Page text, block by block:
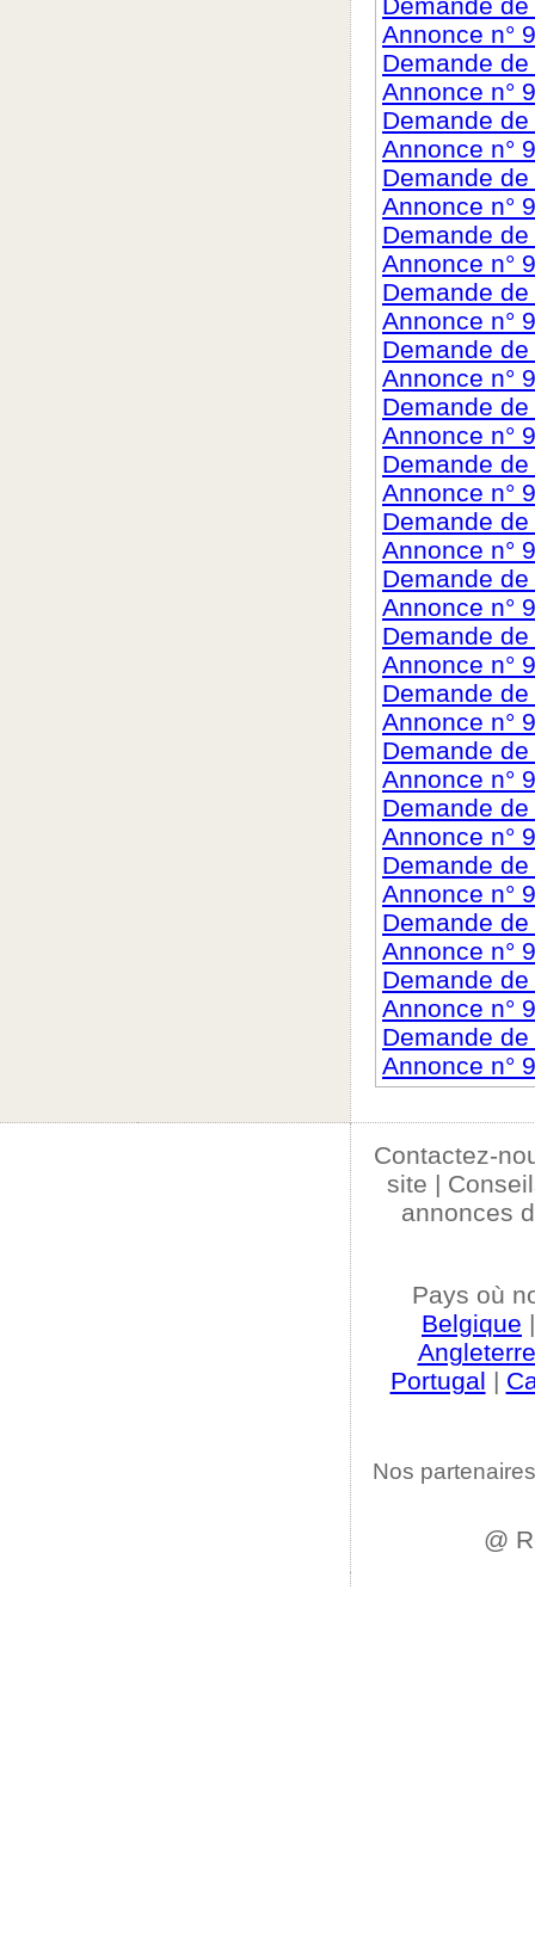
Annonce n°
Demande
Annonce n°
Demande
Annonce n°
Demande
Annonce n°
Demande
Annonce n°
Demande
Annonce n°
Demande
Annonce n°
Demande
Annonce n°
Demande
Annonce n°
Demande
Annonce n°
Demande
Annonce n°
Demande
Annonce n°
Demande
Annonce n°
Demande
Annonce n°
Demande
Annonce n°
Demande
Annonce n°
Demande
Annonce n°
Demande
Annonce n°
Demande
Annonce n°
Contactez-
site |
annonces
Pays où
Belgique
Angleterre
Portugal |
Nos
@